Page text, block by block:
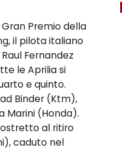
Gran Premio della
il pilota italiano
Fernandez
le Aprilia si
e quinto.
Binder (Ktm),
Marini (Honda).
al ritiro
caduto nel